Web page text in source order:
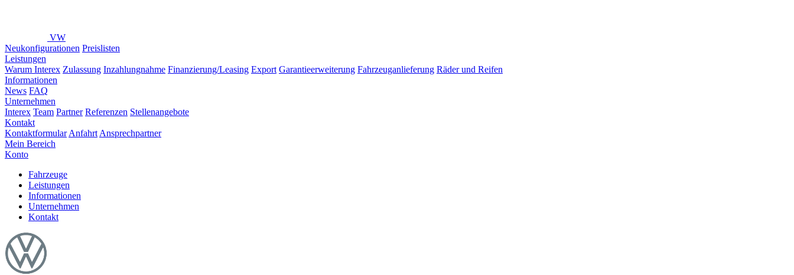
VW
Neukonfigurationen Preislisten
Leistungen
Warum Interex Zulassung Inzahlungnahme Finanzierung/Leasing Export Garantieerweiterung Fahrzeuganlieferung Räder und Reifen
Informationen
News FAQ
Unternehmen
Interex Team Partner Referenzen Stellenangebote
Kontakt
Kontaktformular Anfahrt Ansprechpartner
Mein Bereich
Konto
Fahrzeuge
Leistungen
Informationen
Unternehmen
Kontakt